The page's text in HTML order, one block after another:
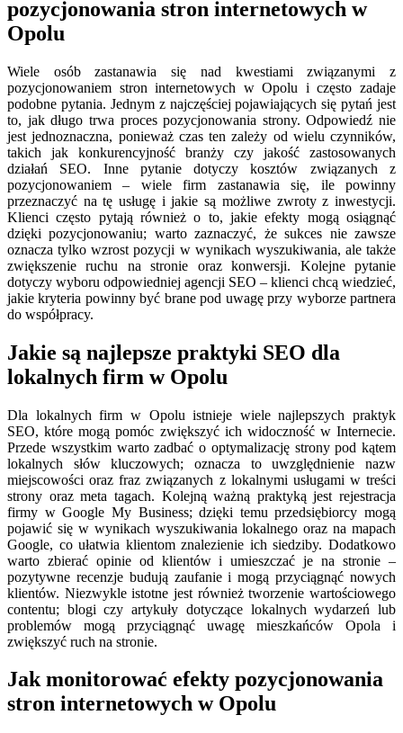
pozycjonowania stron internetowych w
Opolu
Wiele osób zastanawia się nad kwestiami związanymi z
pozycjonowaniem stron internetowych w Opolu i często zadaje
podobne pytania. Jednym z najczęściej pojawiających się pytań jest
to, jak długo trwa proces pozycjonowania strony. Odpowiedź nie
jest jednoznaczna, ponieważ czas ten zależy od wielu czynników,
takich jak konkurencyjność branży czy jakość zastosowanych
działań SEO. Inne pytanie dotyczy kosztów związanych z
pozycjonowaniem – wiele firm zastanawia się, ile powinny
przeznaczyć na tę usługę i jakie są możliwe zwroty z inwestycji.
Klienci często pytają również o to, jakie efekty mogą osiągnąć
dzięki pozycjonowaniu; warto zaznaczyć, że sukces nie zawsze
oznacza tylko wzrost pozycji w wynikach wyszukiwania, ale także
zwiększenie ruchu na stronie oraz konwersji. Kolejne pytanie
dotyczy wyboru odpowiedniej agencji SEO – klienci chcą wiedzieć,
jakie kryteria powinny być brane pod uwagę przy wyborze partnera
do współpracy.
Jakie są najlepsze praktyki SEO dla
lokalnych firm w Opolu
Dla lokalnych firm w Opolu istnieje wiele najlepszych praktyk
SEO, które mogą pomóc zwiększyć ich widoczność w Internecie.
Przede wszystkim warto zadbać o optymalizację strony pod kątem
lokalnych słów kluczowych; oznacza to uwzględnienie nazw
miejscowości oraz fraz związanych z lokalnymi usługami w treści
strony oraz meta tagach. Kolejną ważną praktyką jest rejestracja
firmy w Google My Business; dzięki temu przedsiębiorcy mogą
pojawić się w wynikach wyszukiwania lokalnego oraz na mapach
Google, co ułatwia klientom znalezienie ich siedziby. Dodatkowo
warto zbierać opinie od klientów i umieszczać je na stronie –
pozytywne recenzje budują zaufanie i mogą przyciągnąć nowych
klientów. Niezwykle istotne jest również tworzenie wartościowego
contentu; blogi czy artykuły dotyczące lokalnych wydarzeń lub
problemów mogą przyciągnąć uwagę mieszkańców Opola i
zwiększyć ruch na stronie.
Jak monitorować efekty pozycjonowania
stron internetowych w Opolu